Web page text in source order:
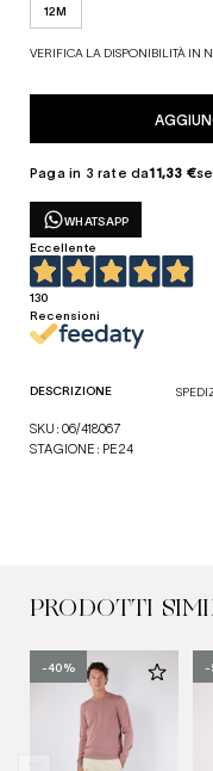
12M
VERIFICA LA DISPONIBILITÀ IN
Paga in 3 rate da11,33 €
WHATSAPP
Eccellente
130
Recensioni
DESCRIZIONE
SKU: 06/418067
STAGIONE: PE24
PRODOTTI
-40% -